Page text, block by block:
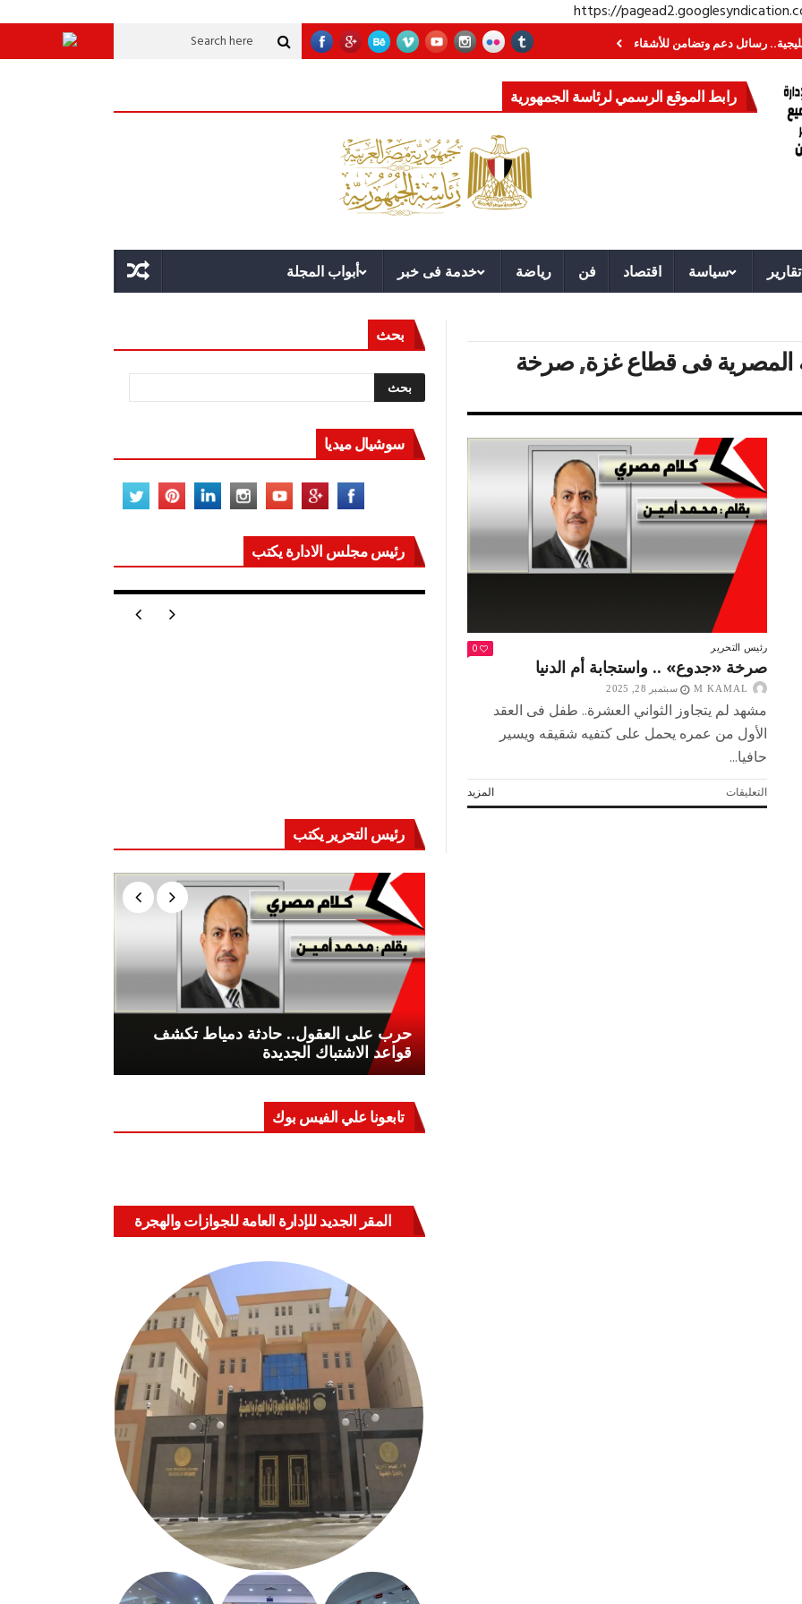
https://
دعم وتضامن للأشقاء جهاز مستقبل مصر نموذجا.. لماذا تُنشئ الدول كيانات تنموية عملاقة؟ قوة الدولة.. عندما يصبح التخطيط خط الدفاع الأول
رابط الموقع الرسمي لرئاسة الجمهورية
تقارير سياسة اقتصاد فن رياضة خدمة فى خبر أبواب المجلة
المصرية فى قطاع غزة,صرخة
رئيس التحرير 0
صرخة «جدوع» .. واستجابة أم الدنيا
M KAMAL سبتمبر 28, 2025
مشهد لم يتجاوز الثواني العشرة.. طفل فى العقد
الأول من عمره يحمل على كتفيه شقيقه ويسير
حافيا...
المزيد التعليقاتعلى
صرخة
بحث
سوشيال ميديا
رئيس مجلس الادارة يكتب
مصر تعيد للعالم اتزانه أكتوبر «النصر» و«المجلة»
رئيس التحرير يكتب
حرب على العقول.. حادثة دمياط تكشف
قواعد الاشتباك الجديدة
تابعونا علي الفيس بوك
المقر الجديد للإدارة العامة للجوازات والهجرة